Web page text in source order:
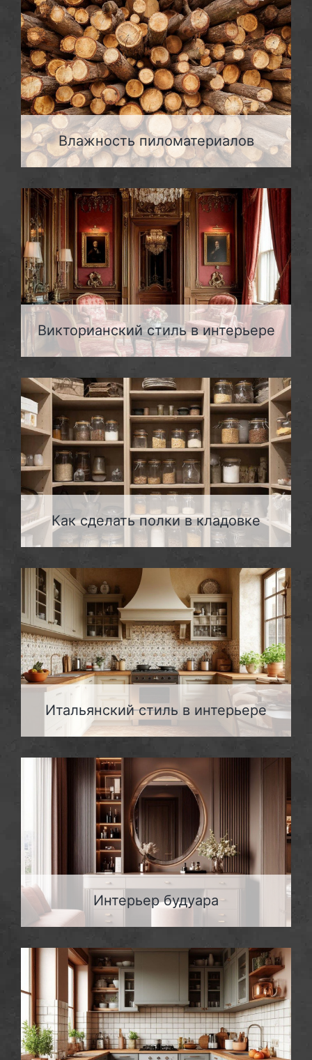
Влажность пиломатериалов
Викторианский стиль в интерьере
Как сделать полки в кладовке
Итальянский стиль в интерьере
Интерьер будуара